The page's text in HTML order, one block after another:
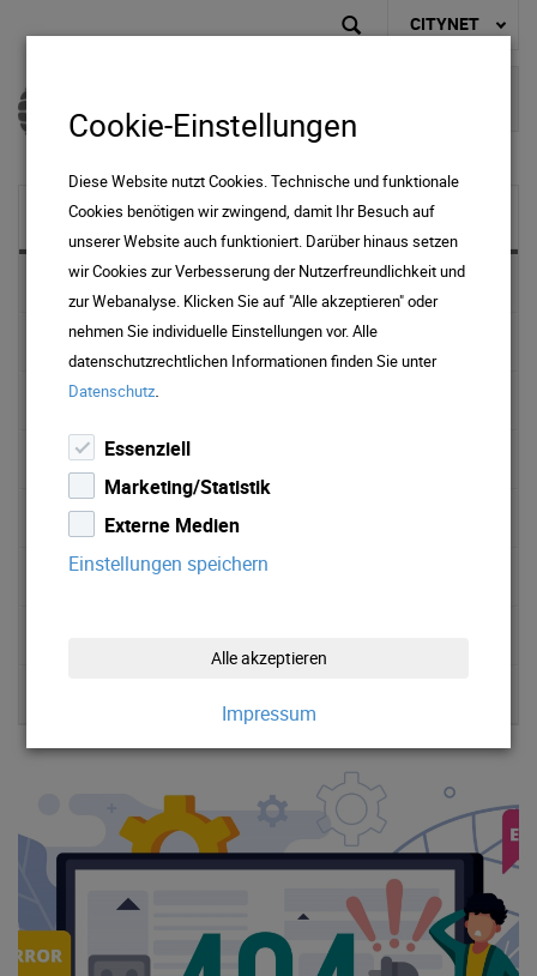
CITYNET
NEWS & MEDIA
News 2025
News 2024
News 2023
News 2022
News 2021
News 2020
Cookie-Einstellungen
Diese Website nutzt Cookies. Technische und funktionale
Cookies benötigen wir zwingend, damit Ihr Besuch auf
unserer Website auch funktioniert. Darüber hinaus setzen
wir Cookies zur Verbesserung der Nutzerfreundlichkeit und
zur Webanalyse. Klicken Sie auf "Alle akzeptieren" oder
nehmen Sie individuelle Einstellungen vor. Alle
datenschutzrechtlichen Informationen finden Sie unter
Datenschutz.
Essenziell
Marketing/Statistik
Externe Medien
Einstellungen speichern
Alle akzeptieren
Impressum